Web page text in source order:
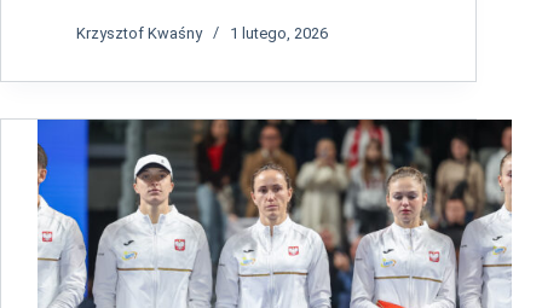
Krzysztof Kwaśny 1 lutego, 2026